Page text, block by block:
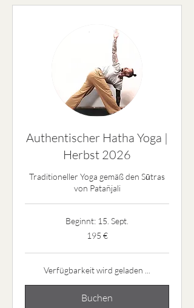
Authentischer Hatha Yoga |
Herbst 2026
Traditioneller Yoga gemäß den Sūtras
von Patañjali
Beginnt: 15. Sept.
195 €
Verfügbarkeit wird geladen ...
Buchen